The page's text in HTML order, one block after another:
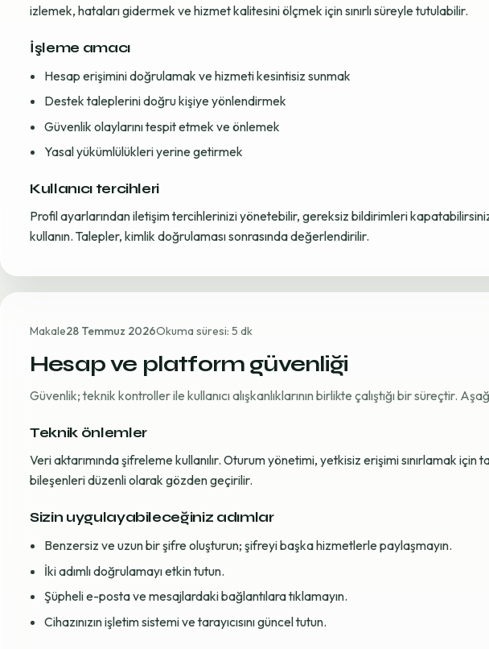
izlemek, hataları gidermek ve hizmet kalitesini ölçmek için sınırlı süreyle tutulabilir.
İşleme amacı
Hesap erişimini doğrulamak ve hizmeti kesintisiz sunmak
Destek taleplerini doğru kişiye yönlendirmek
Güvenlik olaylarını tespit etmek ve önlemek
Yasal yükümlülükleri yerine getirmek
Kullanıcı tercihleri
Profil ayarlarından iletişim tercihlerinizi yönetebilir, gereksiz bildirimleri
kullanın. Talepler, kimlik doğrulaması sonrasında değerlendirilir.
Makale28 Temmuz 2026Okuma süresi: 5 dk
Hesap ve platform güvenliği
Güvenlik; teknik kontroller ile kullanıcı alışkanlıklarının birlikte çalıştığı bir süreçtir.
Teknik önlemler
Veri aktarımında şifreleme kullanılır. Oturum yönetimi, yetkisiz erişimi sınırlamak
bileşenleri düzenli olarak gözden geçirilir.
Sizin uygulayabileceğiniz adımlar
Benzersiz ve uzun bir şifre oluşturun; şifreyi başka hizmetlerle paylaşmayın.
İki adımlı doğrulamayı etkin tutun.
Şüpheli e-posta ve mesajlardaki bağlantılara tıklamayın.
Cihazınızın işletim sistemi ve tarayıcısını güncel tutun.